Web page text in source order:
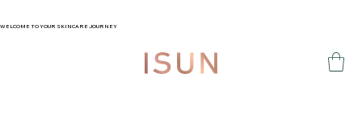
WELCOME TO YOUR SKINCARE JOURNEY